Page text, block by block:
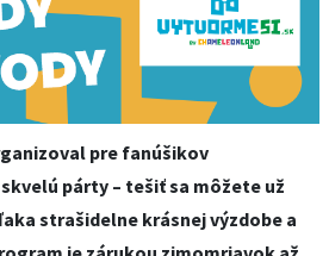
pre fanúšikov
párty – tešiť sa môžete už
strašidelne krásnej výzdobe a